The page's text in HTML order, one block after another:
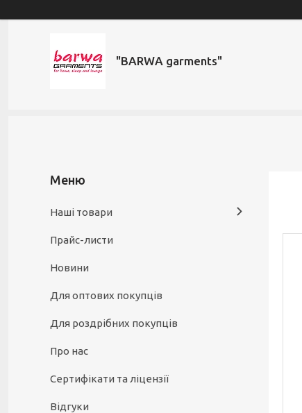
"BARWA garments"
Наші товари
Прайс-листи
Новини
Для оптових покупців
Для роздрібних покупців
Про нас
Сертифікати та ліцензії
Відгуки